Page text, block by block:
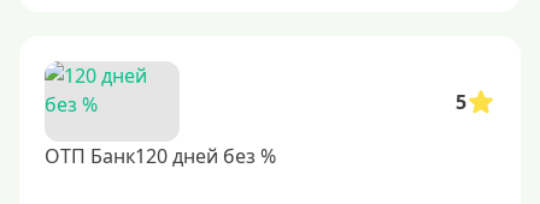
5
ОТП Банк120 дней без %